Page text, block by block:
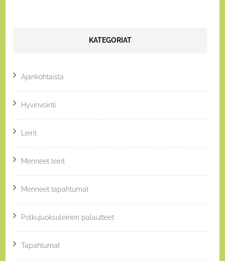
KATEGORIAT
Ajankohtaista
Hyvinvointi
Leirit
Menneet leirit
Menneet tapahtumat
Polkujuoksuleirien palautteet
Tapahtumat